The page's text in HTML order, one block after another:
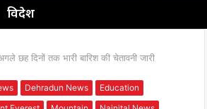
विदेश
दिनों तक भारी बारिश की चेतावनी जारी
Dehradun News
Education